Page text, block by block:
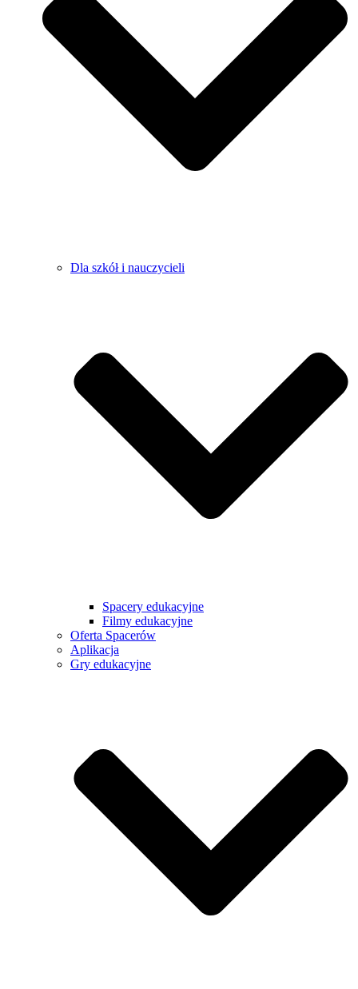
Dla szkół i nauczycieli
Spacery edukacyjne
Filmy edukacyjne
Oferta Spacerów
Aplikacja
Gry edukacyjne